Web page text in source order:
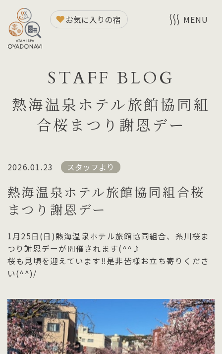
STAFF BLOG
熱海温泉ホテル旅館協同組
合桜まつり謝恩デー
お気に入りの宿 MENU
2026.01.23 スタッフより
熱海温泉ホテル旅館協同組合桜
まつり謝恩デー
1月25日(日)熱海温泉ホテル旅館協同組合、糸川桜ま
つり謝恩デーが開催されます(^^♪
桜も見頃を迎えています‼是非皆様お立ち寄りくださ
い(^^)/